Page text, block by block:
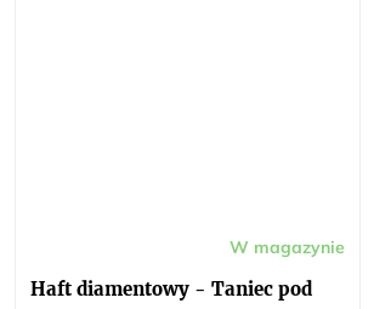
Haft diamentowy - Taniec pod
W magazynie